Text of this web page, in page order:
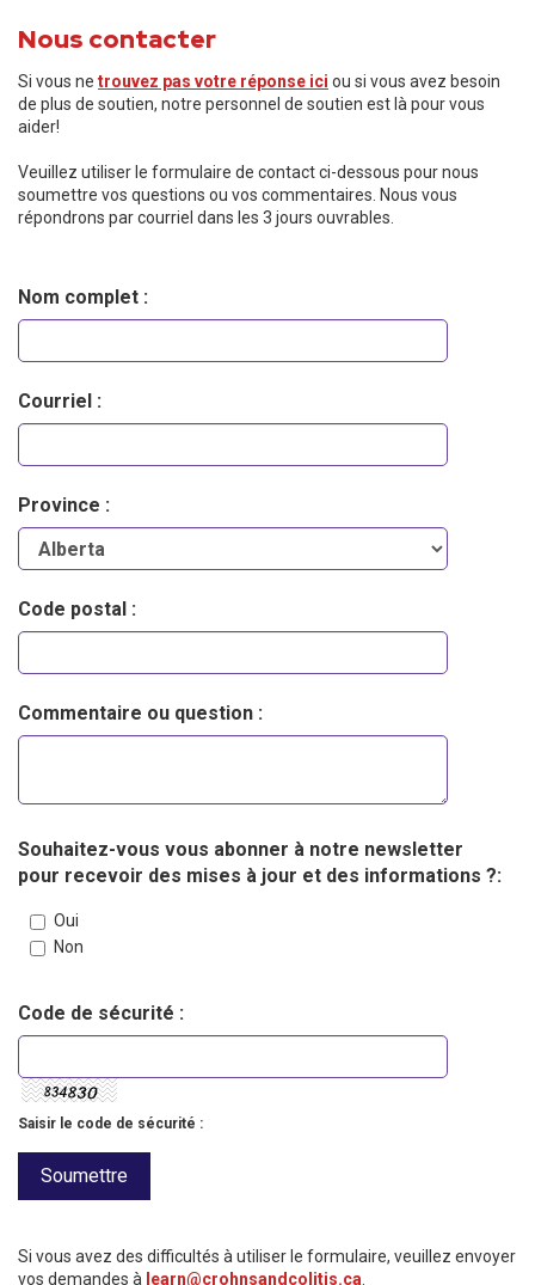
Nous contacter
Si vous ne trouvez pas votre réponse ici ou si vous avez besoin
de plus de soutien, notre personnel de soutien est là pour vous
aider!
Veuillez utiliser le formulaire de contact ci-dessous pour nous
soumettre vos questions ou vos commentaires. Nous vous
répondrons par courriel dans les 3 jours ouvrables.
Nom complet :
Courriel :
Province :
Code postal :
Commentaire ou question :
Souhaitez-vous vous abonner à notre newsletter
pour recevoir des mises à jour et des informations ?:
Oui
Non
Code de sécurité :
Saisir le code de sécurité :
Si vous avez des difficultés à utiliser le formulaire, veuillez envoyer
vos demandes à learn@crohnsandcolitis.ca